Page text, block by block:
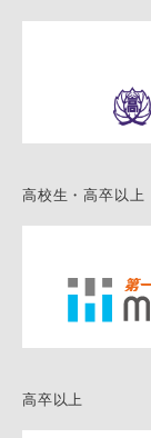
高校生・高卒以上
高卒以上